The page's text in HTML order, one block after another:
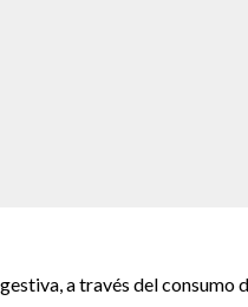
a través del consumo